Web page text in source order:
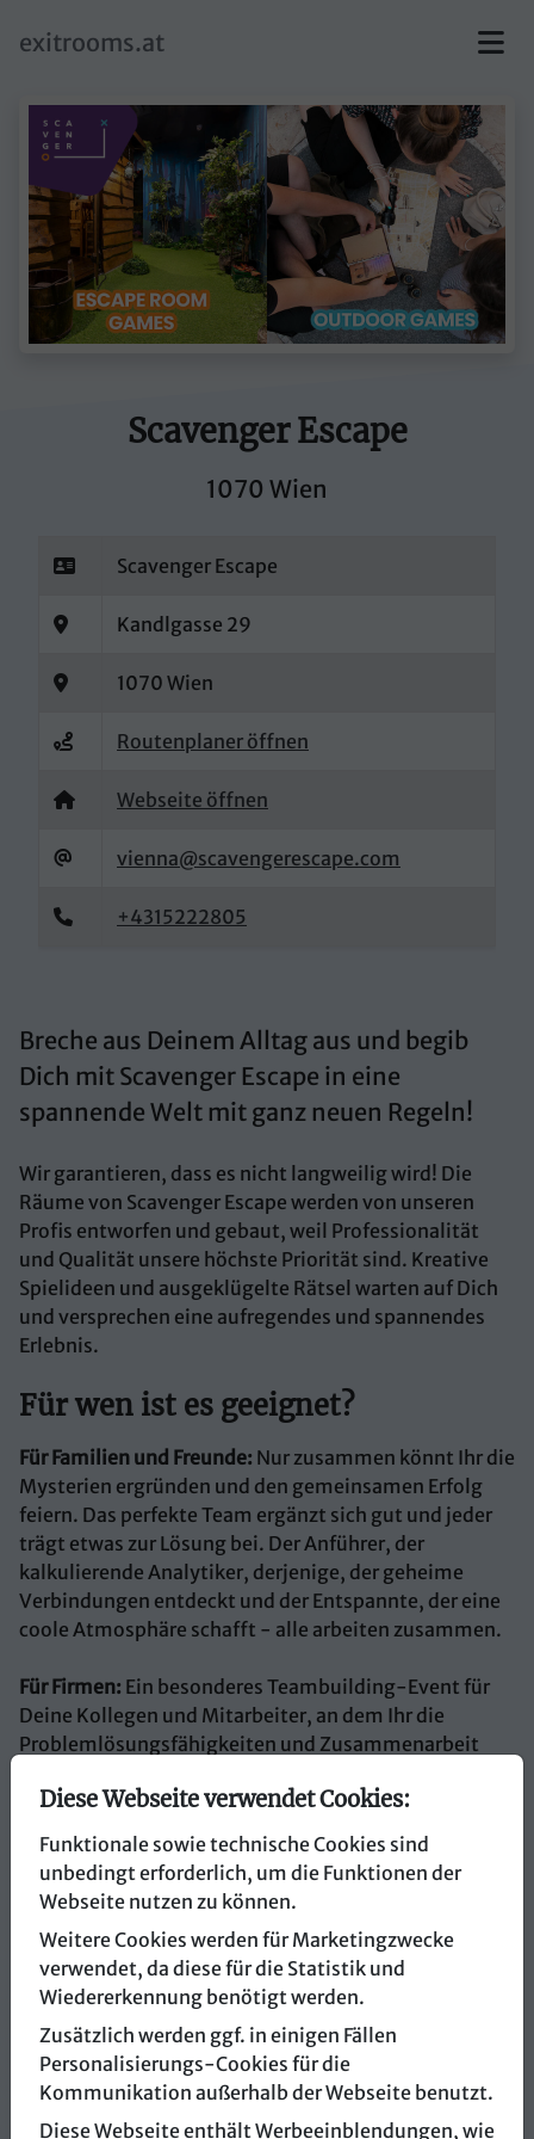
exitrooms.at
Diese Webseite verwendet Cookies:
Funktionale sowie technische Cookies sind
unbedingt erforderlich, um die Funktionen der
Webseite nutzen zu können.
Weitere Cookies werden für Marketingzwecke
verwendet, da diese für die Statistik und
Wiedererkennung benötigt werden.
Zusätzlich werden ggf. in einigen Fällen
Personalisierungs-Cookies für die
Kommunikation außerhalb der Webseite benutzt.
Diese Webseite enthält Werbeeinblendungen, wie
Scavenger Escape
1070 Wien
Scavenger Escape
Kandlgasse 29
1070 Wien
Routenplaner öffnen
Webseite öffnen
vienna@scavengerescape.com
+4315222805
Breche aus Deinem Alltag aus und begib
Dich mit Scavenger Escape in eine
spannende Welt mit ganz neuen Regeln!
Wir garantieren, dass es nicht langweilig wird! Die
Räume von Scavenger Escape werden von unseren
Profis entworfen und gebaut, weil Professionalität
und Qualität unsere höchste Priorität sind. Kreative
Spielideen und ausgeklügelte Rätsel warten auf Dich
und versprechen eine aufregendes und spannendes
Erlebnis.
Für wen ist es geeignet?
Für Familien und Freunde: Nur zusammen könnt Ihr die
Mysterien ergründen und den gemeinsamen Erfolg
feiern. Das perfekte Team ergänzt sich gut und jeder
trägt etwas zur Lösung bei. Der Anführer, der
kalkulierende Analytiker, derjenige, der geheime
Verbindungen entdeckt und der Entspannte, der eine
coole Atmosphäre schafft - alle arbeiten zusammen.
Für Firmen: Ein besonderes Teambuilding-Event für
Deine Kollegen und Mitarbeiter, an dem Ihr die
Problemlösungsfähigkeiten und Zusammenarbeit
und verbessert. Das macht nicht nur Spaß, sondern
bringt das Team auch näher zusammen.
Du suchst noch ein besonderes Geschenk:Egal, ob für
Geburtstage, Jahrestage, Feiertage; eine Scavenger
Escape Geschenkkarte ist immer eine tolle
Überraschung. Großartige Momente und
unvergessliche Erlebnisse warten auf Euch. Und noch
dazu sind unsere Geschenkkarten absolut flexibel und
können für jedes Spiel zu jedem Datum eingelöst
werden.